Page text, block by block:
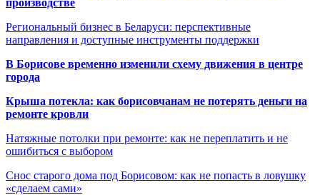
Региональный бизнес в Беларуси: перспективные
направления и доступные инструменты поддержки
В Борисове временно изменили схему движения в центре
города
Крыша потекла: как борисовчанам не потерять деньги на
ремонте кровли
Натяжные потолки при ремонте: как не переплатить и не
ошибиться с выбором
Снос старого дома под Борисовом: как не попасть в ловушку
«сделаем сами»